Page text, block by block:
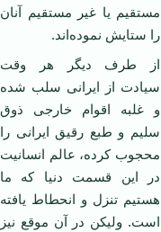
مستقیم یا غیر مستقیم آنان
را ستایش نموده‌اند.
از طرف دیگر هر وقت
سیادت از ایرانی سلب شده
و غلبه اقوام خارجی ذوق
سلیم و طبع رقیق ایرانی را
محجوب کرده، عالم انسانیت
در این قسمت دنیا که ما
هستیم تنزل و انحطاط یافته
است. ولیکن در آن موقع نیز